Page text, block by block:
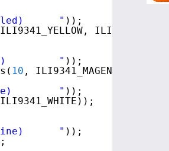
" ));
" ));
10 , ILI9341_MAGENTA));
" ));
" ));